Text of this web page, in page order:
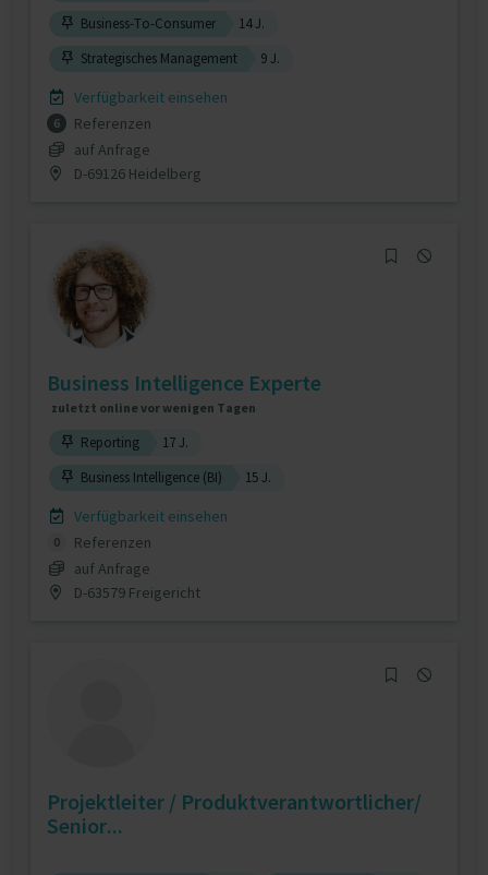
Business-To-Consumer
14 J.
Strategisches Management
9 J.
Verfügbarkeit einsehen
6
Referenzen
auf Anfrage
D-69126 Heidelberg
Business Intelligence Experte
zuletzt online vor wenigen Tagen
Reporting
17 J.
Business Intelligence (BI)
15 J.
Verfügbarkeit einsehen
0
Referenzen
auf Anfrage
D-63579 Freigericht
Projektleiter / Produktverantwortlicher/
Senior...